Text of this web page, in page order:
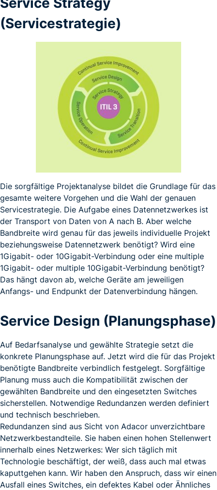
(Servicestrategie)
Die sorgfältige Projektanalyse bildet die Grundlage für das
gesamte weitere Vorgehen und die Wahl der genauen
Servicestrategie. Die Aufgabe eines Datennetzwerkes ist
der Transport von Daten von A nach B. Aber welche
Bandbreite wird genau für das jeweils individuelle Projekt
beziehungsweise Datennetzwerk benötigt? Wird eine
1Gigabit- oder 10Gigabit-Verbindung oder eine multiple
1Gigabit- oder multiple 10Gigabit-Verbindung benötigt?
Das hängt davon ab, welche Geräte am jeweiligen
Anfangs- und Endpunkt der Datenverbindung hängen.
Service Design (Planungsphase)
Auf Bedarfsanalyse und gewählte Strategie setzt die
konkrete Planungsphase auf. Jetzt wird die für das Projekt
benötigte Bandbreite verbindlich festgelegt. Sorgfältige
Planung muss auch die Kompatibilität zwischen der
gewählten Bandbreite und den eingesetzten Switches
sicherstellen. Notwendige Redundanzen werden definiert
und technisch beschrieben.
Redundanzen sind aus Sicht von Adacor unverzichtbare
Netzwerkbestandteile. Sie haben einen hohen Stellenwert
innerhalb eines Netzwerkes: Wer sich täglich mit
Technologie beschäftigt, der weiß, dass auch mal etwas
kaputtgehen kann. Wir haben den Anspruch, dass wir einen
Ausfall eines Switches, ein defektes Kabel oder Ähnliches